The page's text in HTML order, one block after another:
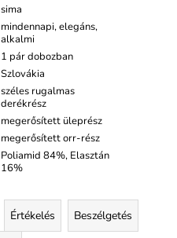
sima
mindennapi, elegáns,
alkalmi
1 pár dobozban
Szlovákia
széles rugalmas
derékrész
megerősített üleprész
megerősített orr-rész
Poliamid 84%, Elasztán
16%
Értékelés Beszélgetés